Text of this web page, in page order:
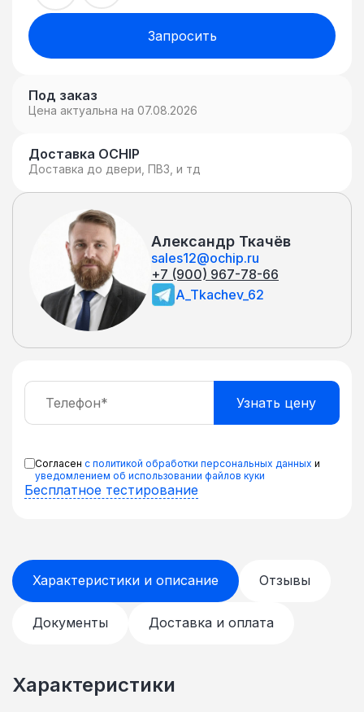
Запросить
Под заказ
Цена актуальна на 07.08.2026
Доставка OCHIP
Доставка до двери, ПВЗ, и тд
Александр Ткачёв
sales12@ochip.ru
+7 (900) 967-78-66
A_Tkachev_62
Согласен с политикой обработки персональных данных и
уведомлением об использовании файлов куки
Бесплатное тестирование
Характеристики и описание Отзывы
Документы Доставка и оплата
Характеристики